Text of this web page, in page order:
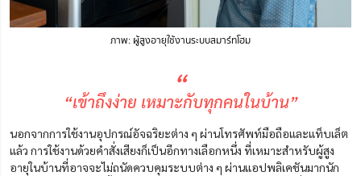
ภาพ: ผู้สูงอายุใช้งานระบบสมาร์ทโฮม
“
“เข้าถึงง่าย เหมาะกับทุกคนในบ้าน”
นอกจากการใช้งานอุปกรณ์อัจฉริยะต่าง ๆ ผ่านโทรศัพท์มือถือและแท็บเล็ต
แล้ว การใช้งานด้วยคำสั่งเสียงก็เป็นอีกทางเลือกหนึ่ง ที่เหมาะสำหรับผู้สูง
อายุในบ้านที่อาจจะไม่ถนัดควบคุมระบบต่าง ๆ ผ่านแอปพลิเคชันมากนัก